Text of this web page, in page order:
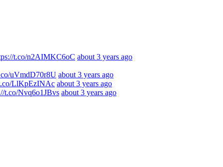
t.co/n2AIMKC6oC about 3 years ago
uVmdD70r8U about 3 years ago
LlKpEzINAc about 3 years ago
t.co/Nvq6o1JBvs about 3 years ago